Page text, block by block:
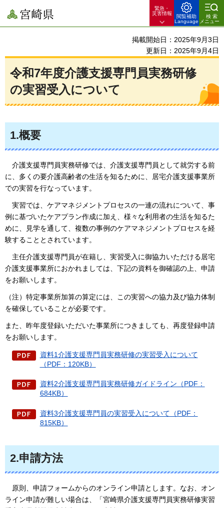
宮崎県
緊急・
災害情報
閲覧補助
Language
検索
メニュー
掲載開始日：2025年9月3日
更新日：2025年9月4日
令和7年度介護支援専門員実務研修
の実習受入について
1.概要
介護支援専門員実務研修では、介護支援専門員として就労する前
に、 多くの要介護高齢者の生活を知るために、居宅介護支援事業所
での実習を行なっています。
実習では、ケアマネジメントプロセスの一連の流れについて、 事
例に基づいたケアプラン作成に加え、様々な利用者の生活を知るた
めに、見学を通して、複数の事例のケアマネジメントプロセスを経
験することとされています。
主任介護支援専門員が在籍し、 実習受入に御協力いただける居宅
介護支援事業所におかれましては、下記の資料を御確認の上、申請
をお願いします。
（注）特定事業所加算の算定には、この実習への協力及び協力体制
を確保していることが必要です。
また、昨年度登録いただいた事業所につきましても、再度登録申請
をお願いします。
資料1介護支援専門員実務研修の実習受入について
（PDF：120KB）
資料2介護支援専門員実務研修ガイドライン（PDF：
684KB）
資料3介護支援専門員の実習受入について（PDF：
815KB）
2.申請方法
原則、申請フォームからのオンライン申請とします。なお、 オン
ライン申請が難しい場合は、「宮崎県介護支援専門員実務研修実習